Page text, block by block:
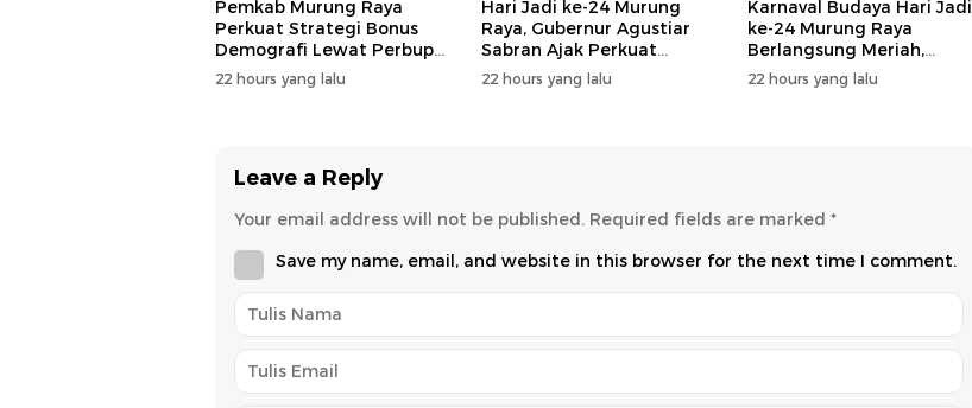
Pemkab Murung Raya
Perkuat Strategi Bonus
Demografi Lewat Perbup
Nomor 14 Tahun 2026
22 hours yang lalu
Hari Jadi ke-24 Murung
Raya, Gubernur Agustiar
Sabran Ajak Perkuat
Sinergi Pembangunan
22 hours yang lalu
Karnaval Budaya Hari Jadi
ke-24 Murung Raya
Berlangsung Meriah,
Bupati Heriyus Apresiasi
Masyarakat
22 hours yang lalu
Leave a Reply
Your email address will not be published. Required fields are marked *
Save my name, email, and website in this browser for the next time I comment.